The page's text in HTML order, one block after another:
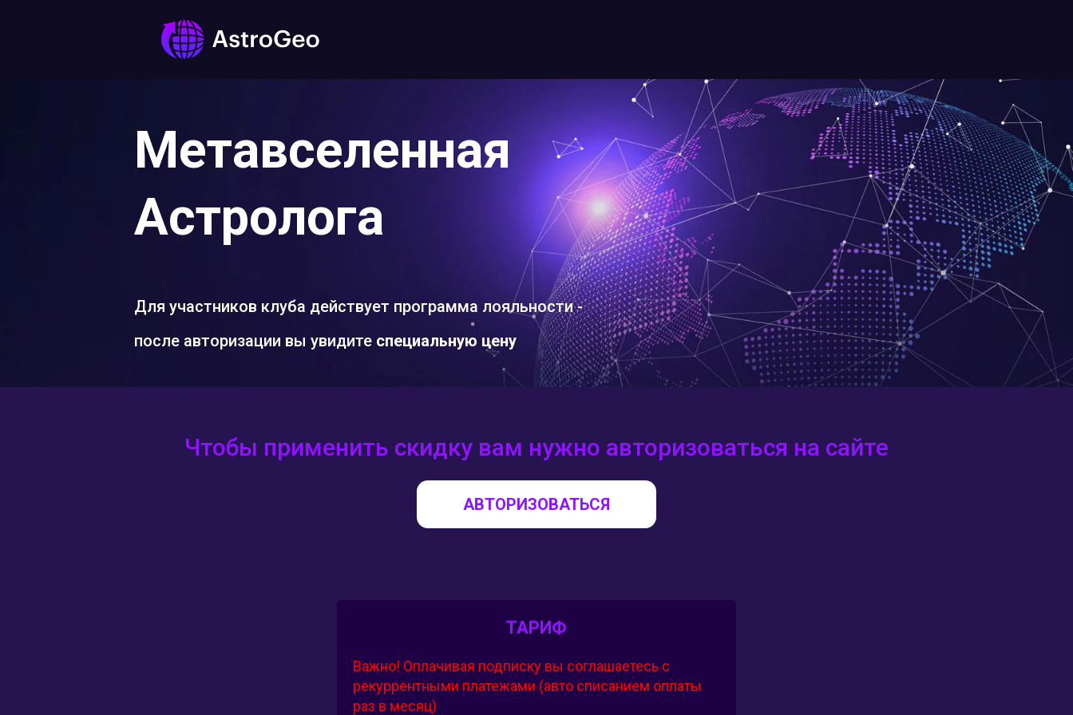
Метавселенная
Астролога
Для участников клуба действует программа лояльности -
после авторизации вы увидите специальную цену
Чтобы применить скидку вам нужно авторизоваться на сайте
АВТОРИЗОВАТЬСЯ
ТАРИФ
Важно! Оплачивая подписку вы соглашаетесь с
рекуррентными платежами (авто списанием оплаты
раз в месяц)